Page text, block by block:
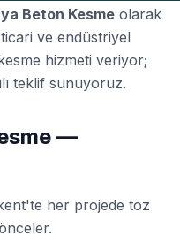
Beton Kesme olarak
ve endüstriyel
hizmeti veriyor;
teklif sunuyoruz.
—
her projede toz